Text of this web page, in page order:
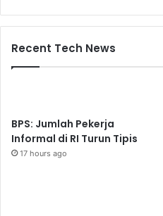
Recent Tech News
BPS: Jumlah Pekerja
Informal di RI Turun Tipis
17 hours ago